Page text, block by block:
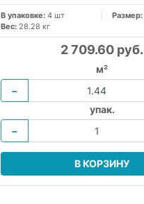
В упаковке: 4 шт Размер:
Вес: 28.28 кг
2 709.60 руб.
м²
−
упак.
−
В КОРЗИНУ